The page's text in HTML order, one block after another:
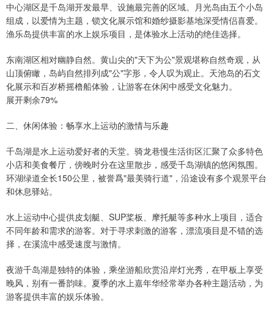
中心湖区是千岛湖开发最早、设施最完善的区域。月光岛由五个小岛
组成，以爱情为主题，锁文化展示馆和婚纱摄影基地深受情侣喜爱。
渔乐岛提供丰富的水上娱乐项目，是体验水上活动的绝佳选择。
东南湖区相对幽静自然。黄山尖的"天下为公"景观堪称自然奇观，从
山顶俯瞰，岛屿自然排列成"公"字形，令人叹为观止。天池岛的石文
化展示和百岁桥摇橹船体验，让游客在休闲中感受文化魅力。
展开剩余79%
二、休闲体验：畅享水上运动的激情与乐趣
千岛湖是水上运动爱好者的天堂。骑龙巷慢生活街区汇聚了众多特色
小店和美食餐厅，傍晚时分在这里散步，感受千岛湖镇的悠闲氛围。
环湖绿道全长150公里，被誉爲"最美骑行道"，沿途设有多个观景平台
和休息驿站。
水上运动中心提供皮划艇、SUP桨板、摩托艇等多种水上项目，适合
不同年龄和需求的游客。对于寻求刺激的游客，漂流项目是不错的选
择，在溪流中感受速度与激情。
夜游千岛湖是独特的体验，乘坐游船欣赏沿岸灯光秀，在甲板上享受
晚风，别有一番韵味。夏季的水上嘉年华经常举办各种主题活动，为
游客提供丰富的娱乐体验。